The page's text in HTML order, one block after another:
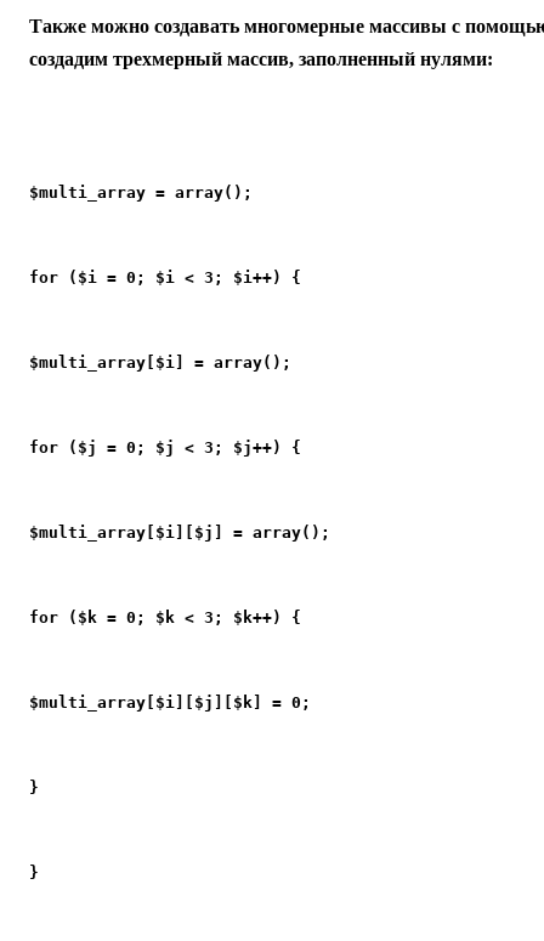
Также можно создавать многомерные массивы с
создадим трехмерный массив, заполненный нулями:
$multi_array = array();
for ($i = 0; $i < 3; $i++) {
$multi_array[$i] = array();
for ($j = 0; $j < 3; $j++) {
$multi_array[$i][$j] = array();
for ($k = 0; $k < 3; $k++) {
$multi_array[$i][$j][$k] = 0;
}
}